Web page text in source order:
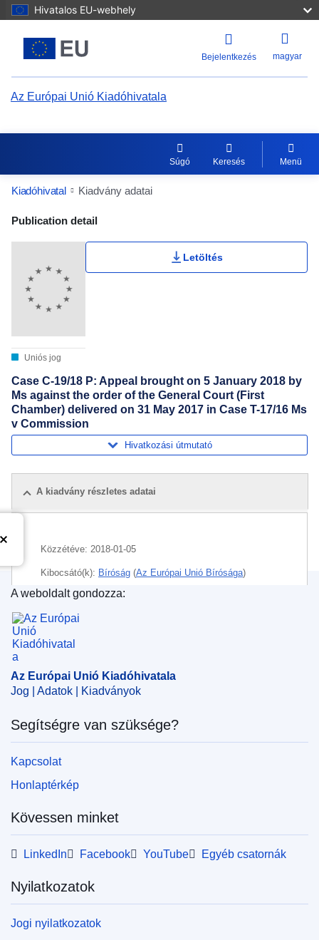
Hivatalos EU-webhely
Bejelentkezés magyar
Az Európai Unió Kiadóhivatala
Súgó Keresés Menü
Kiadóhivatal Kiadvány adatai
Publication Detail Actions Portlet
Publication detail
Uniós jog
Letöltés
Case C-19/18 P: Appeal brought on 5 January 2018 by
Ms against the order of the General Court (First
Chamber) delivered on 31 May 2017 in Case T-17/16 Ms
v Commission
Hivatkozási útmutató
A kiadvány részletes adatai
Közzétéve: 2018-01-05
Kibocsátó(k): Bíróság (Az Európai Unió Bírósága)
kommunikációs szakma
felelősség
CELEX : 62018CN0019
IMMC : PV-C-0019-2018
Az Európai Unió Kiadóhivatala
A weboldalt gondozza:
Az Európai Unió Kiadóhivatala
Jog | Adatok | Kiadványok
Segítségre van szüksége?
Kapcsolat
Honlaptérkép
Kövessen minket
LinkedIn Facebook YouTube Egyéb csatornák
Nyilatkozatok
Jogi nyilatkozatok